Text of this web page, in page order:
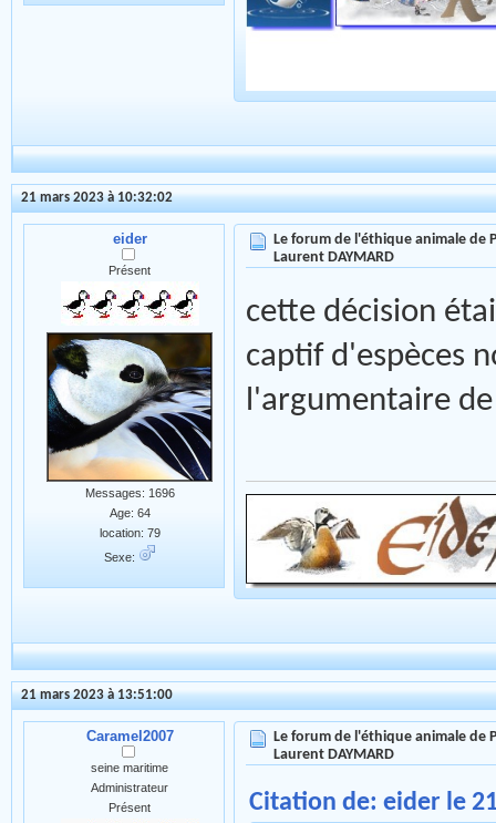
21 mars 2023 à 10:32:02
eider
Présent
Messages: 1696
Age: 64
location: 79
Sexe:
Le forum de l'éthique animale de
Laurent DAYMARD
cette décision
captif d'espèces
l'argumentaire
21 mars 2023 à 13:51:00
Caramel2007
seine maritime
Administrateur
Présent
Le forum de l'éthique animale de
Laurent DAYMARD
Citation de: eider le